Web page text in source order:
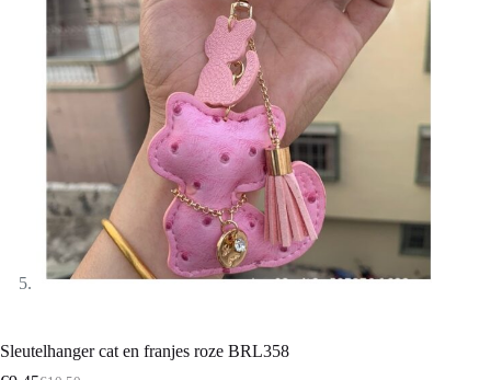
Sleutelhanger cat en franjes roze BRL358